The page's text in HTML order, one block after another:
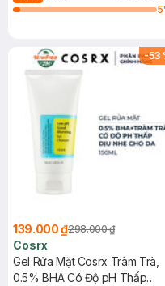
5
-53
139.000 ₫298.000 ₫
Cosrx
Gel Rửa Mặt Cosrx Tràm Trà,
0.5% BHA Có Độ pH Thấp